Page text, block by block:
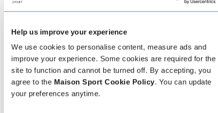
Help us improve your experience
We use cookies to personalise content, measure ads and
improve your experience. Some cookies are required for the
site to function and cannot be turned off. By accepting, you
agree to the Maison Sport Cookie Policy. You can update
your preferences anytime.
Whatsapp